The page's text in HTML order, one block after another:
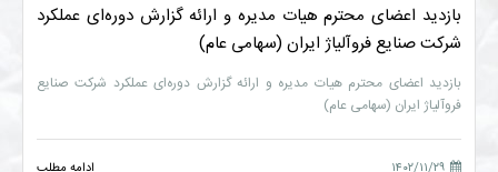
بازدید اعضای محترم هیات مدیره و ارائه گزارش دوره‌ای عملکرد
شرکت صنایع فروآلیاژ ایران (سهامی عام)
بازدید اعضای محترم هیات مدیره و ارائه گزارش دوره‌ای عملکرد شرکت صنایع
فروآلیاژ ایران (سهامی عام)